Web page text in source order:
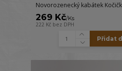
Novorozenecký kabátek
269 Kč/Ks
222 Kč bez DPH
Přidat